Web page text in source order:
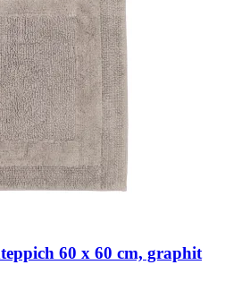
60 x 60 cm, graphit